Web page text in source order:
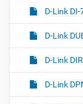
D-Link DI-
D-Link
D-Link
D-Link